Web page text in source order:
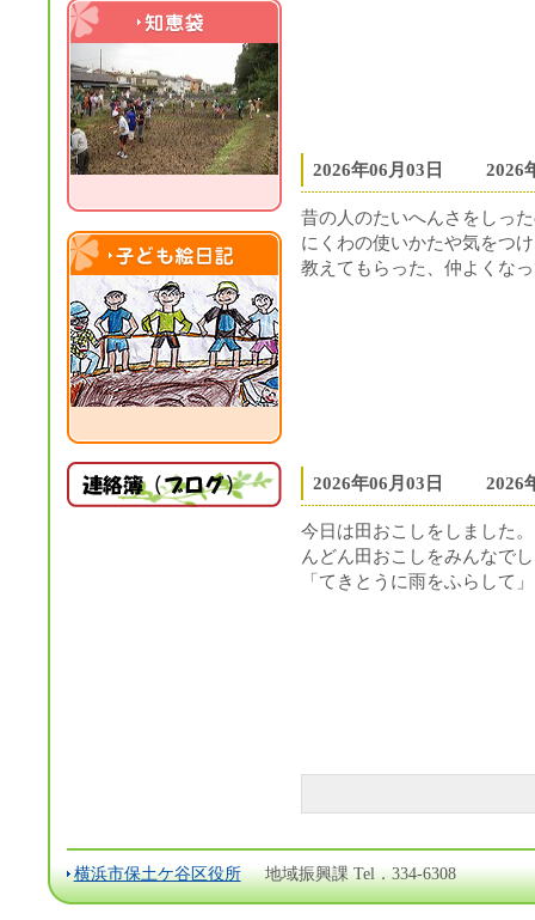
知恵袋
子ども絵日記
2026年06月03日 2026
昔の人のたいへんさをしっ
にくわの使いかたや気をつ
教えてもらった、仲よくな
2026年06月03日 2026
今日は田おこしをしました
んどん田おこしをみんなで
「てきとうに雨をふらして
横浜市保土ケ谷区役所 地域振興課 Tel．334-6308